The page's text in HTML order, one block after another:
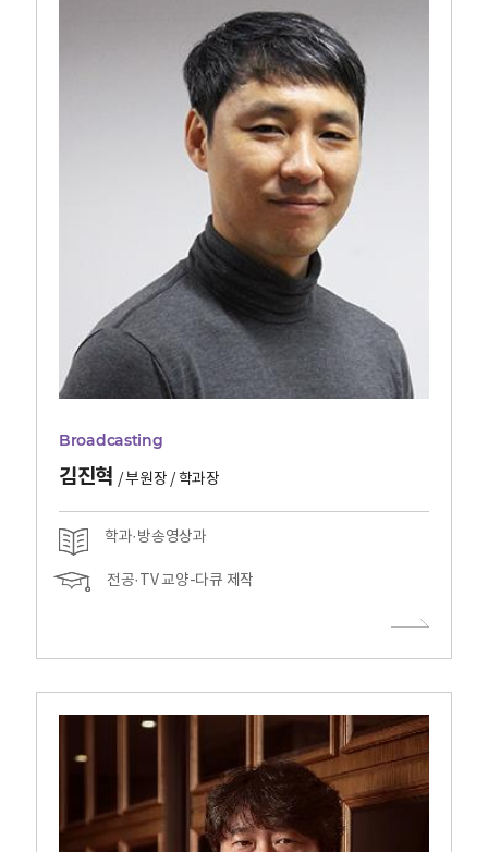
Broadcasting
김진혁 /부원장 / 학과장
학과·방송영상과
전공·TV 교양-다큐 제작